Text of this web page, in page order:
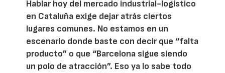
Hablar hoy del mercado industrial-logístico
en Cataluña exige dejar atrás ciertos
lugares comunes. No estamos en un
escenario donde baste con decir que “falta
producto” o que “Barcelona sigue siendo
un polo de atracción”. Eso ya lo sabe todo